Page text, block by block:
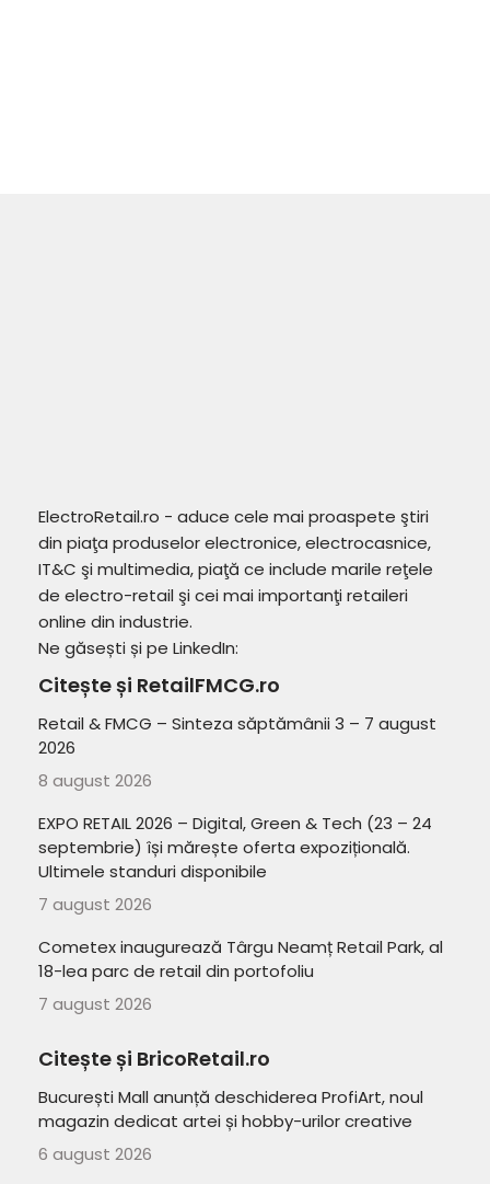
ElectroRetail.ro - aduce cele mai proaspete ştiri
din piaţa produselor electronice, electrocasnice,
IT&C şi multimedia, piaţă ce include marile reţele
de electro-retail şi cei mai importanţi retaileri
online din industrie.
Ne găsești și pe LinkedIn:
Citește și RetailFMCG.ro
Retail & FMCG – Sinteza săptămânii 3 – 7 august
2026
8 august 2026
EXPO RETAIL 2026 – Digital, Green & Tech (23 – 24
septembrie) își mărește oferta expozițională.
Ultimele standuri disponibile
7 august 2026
Cometex inaugurează Târgu Neamț Retail Park, al
18-lea parc de retail din portofoliu
7 august 2026
Citește și BricoRetail.ro
București Mall anunță deschiderea ProfiArt, noul
magazin dedicat artei și hobby-urilor creative
6 august 2026